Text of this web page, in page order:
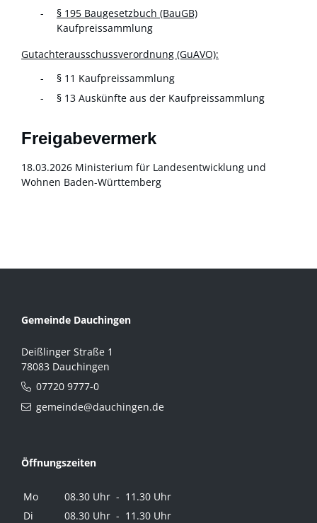
§ 195 Baugesetzbuch (BauGB)
Kaufpreissammlung
Gutachterausschussverordnung (GuAVO):
§ 11 Kaufpreissammlung
§ 13 Auskünfte aus der Kaufpreissammlung
Freigabevermerk
18.03.2026 Ministerium für Landesentwicklung und
Wohnen Baden-Württemberg
Gemeinde Dauchingen
Deißlinger Straße 1
78083 Dauchingen
07720 9777-0
gemeinde@dauchingen.de
Öffnungszeiten
Mo
08.30 Uhr - 11.30 Uhr
Di
08.30 Uhr - 11.30 Uhr